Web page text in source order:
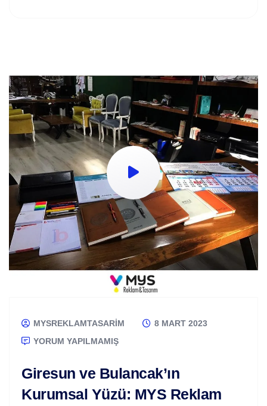
MYSREKLAMTASARIM
8 MART 2023
YORUM YAPILMAMIŞ
Giresun ve Bulancak’ın
Kurumsal Yüzü: MYS Reklam